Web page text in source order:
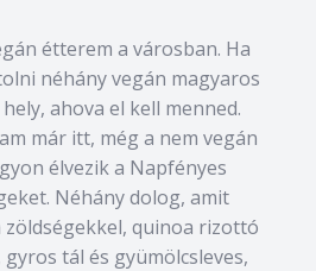
étterem a városban. Ha
néhány vegán magyaros
ahova el kell menned.
már itt, még a nem vegán
élvezik a Napfényes
Néhány dolog, amit
quinoa rizottó
tál és gyümölcsleves,